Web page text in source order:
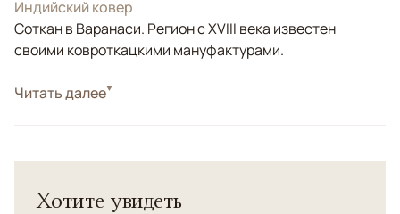
Индийский ковер
Соткан в Варанаси. Регион с XVIII века известен
своими ковроткацкими мануфактурами.
СтильСовременные
Читать далее
Хотите увидеть